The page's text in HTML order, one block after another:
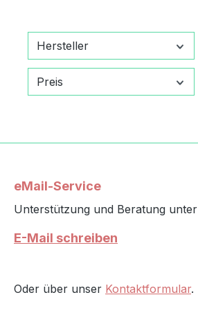
Hersteller
Preis
eMail-Service
Unterstützung und Beratung unter
E-Mail schreiben
Oder über unser Kontaktformular.